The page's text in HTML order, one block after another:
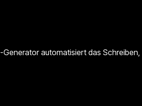
automatisiert das